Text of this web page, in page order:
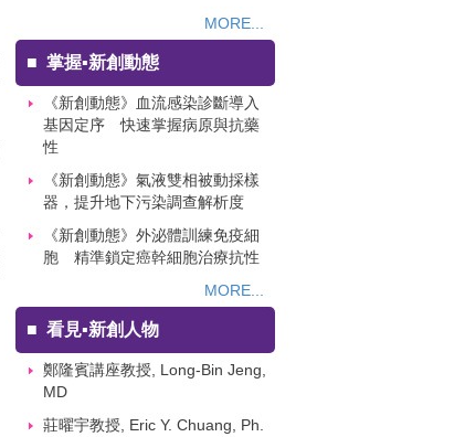
MORE...
■ 掌握▪新創動態
《新創動態》血流感染診斷導入
基因定序 快速掌握病原與抗藥
性
《新創動態》氣液雙相被動採樣
器，提升地下污染調查解析度
《新創動態》外泌體訓練免疫細
胞 精準鎖定癌幹細胞治療抗性
MORE...
■ 看見▪新創人物
鄭隆賓講座教授, Long-Bin Jeng,
MD
莊曜宇教授, Eric Y. Chuang, Ph.